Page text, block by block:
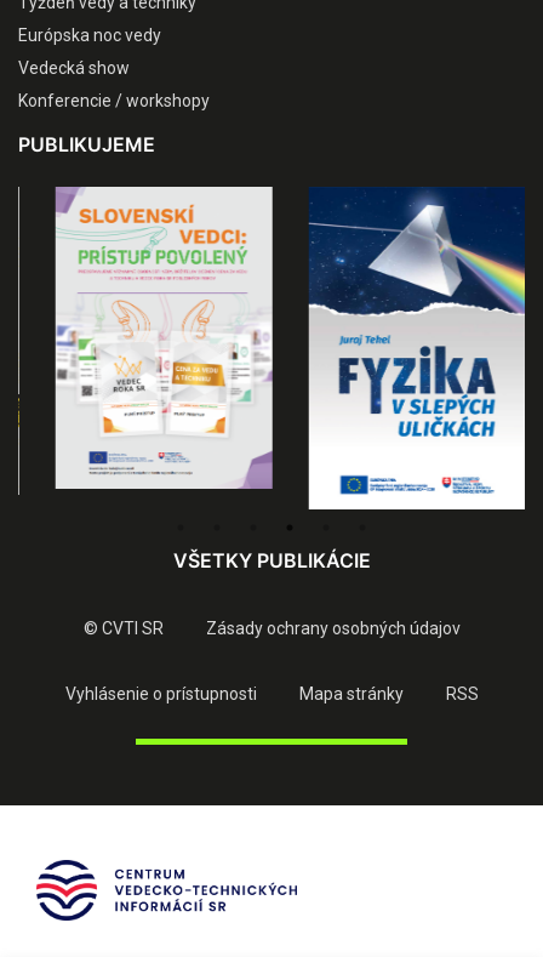
Európska noc vedy
Vedecká show
Konferencie / workshopy
PUBLIKUJEME
VŠETKY PUBLIKÁCIE
© CVTI SR Zásady ochrany osobných údajov
Vyhlásenie o prístupnosti Mapa stránky RSS